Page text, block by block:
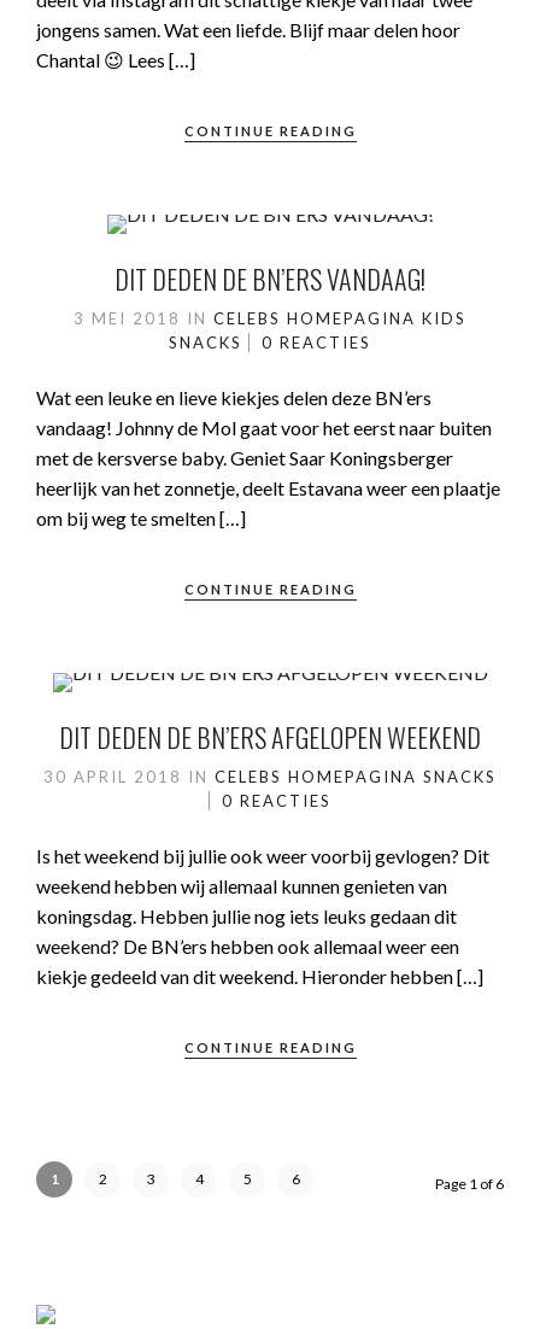
jongens samen. Wat een liefde. Blijf maar delen hoor
Chantal 😉 Lees […]
CONTINUE READING
DIT DEDEN DE BN’ERS VANDAAG!
3 MEI 2018 IN CELEBS HOMEPAGINA KIDS
SNACKS
0 REACTIES
Wat een leuke en lieve kiekjes delen deze BN’ers
vandaag! Johnny de Mol gaat voor het eerst naar buiten
met de kersverse baby. Geniet Saar Koningsberger
heerlijk van het zonnetje, deelt Estavana weer een plaatje
om bij weg te smelten […]
CONTINUE READING
DIT DEDEN DE BN’ERS AFGELOPEN WEEKEND
30 APRIL 2018 IN CELEBS HOMEPAGINA SNACKS
0 REACTIES
Is het weekend bij jullie ook weer voorbij gevlogen? Dit
weekend hebben wij allemaal kunnen genieten van
koningsdag. Hebben jullie nog iets leuks gedaan dit
weekend? De BN’ers hebben ook allemaal weer een
kiekje gedeeld van dit weekend. Hieronder hebben […]
CONTINUE READING
1 2 3 4 5 6 Page 1 of 6